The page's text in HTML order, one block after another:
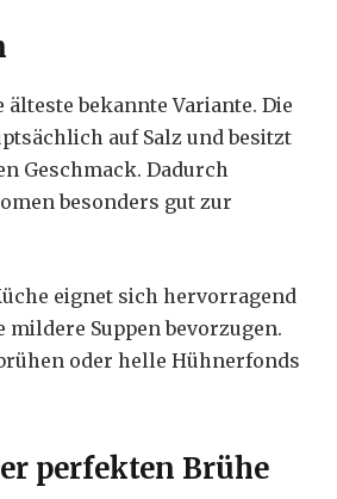
älteste bekannte Variante. Die
auf Salz und besitzt
Geschmack. Dadurch
besonders gut zur
eignet sich hervorragend
mildere Suppen bevorzugen.
oder helle Hühnerfonds
perfekten Brühe